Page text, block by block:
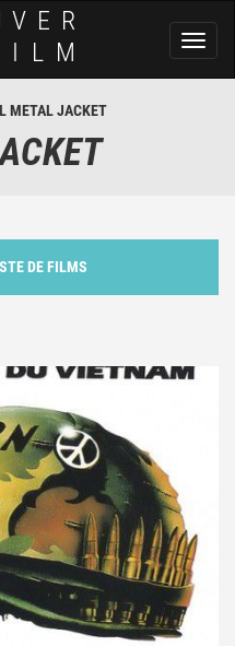
ILM
METAL JACKET
DE FILMS